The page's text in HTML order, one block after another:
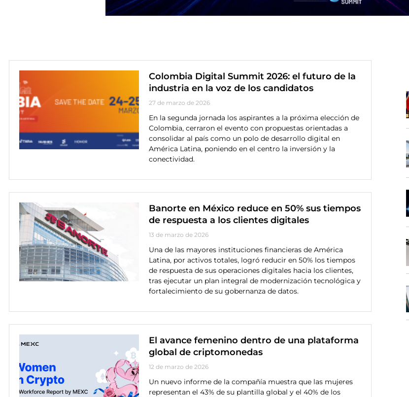
Colombia Digital Summit 2026: el futuro de la
industria en la voz de los candidatos
27 de marzo de 2026
En la segunda jornada los aspirantes a la próxima elección de
Colombia, cerraron el evento con propuestas orientadas a
consolidar al país como un polo de desarrollo digital en
América Latina, poniendo en el centro la inversión y la
conectividad.
Banorte en México reduce en 50% sus tiempos
de respuesta a los clientes digitales
13 de marzo de 2026
Una de las mayores instituciones financieras de América
Latina, por activos totales, logró reducir en 50% los tiempos
de respuesta de sus operaciones digitales hacia los clientes,
tras ejecutar un plan integral de modernización tecnológica y
fortalecimiento de su gobernanza de datos.
El avance femenino dentro de una plataforma
global de criptomonedas
12 de marzo de 2026
Un nuevo informe de la compañía muestra que las mujeres
representan el 43% de su plantilla global y el 40% de los